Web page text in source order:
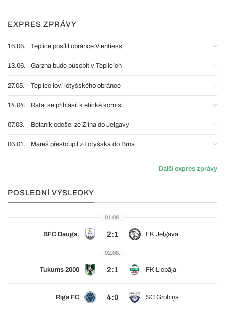
EXPRES ZPRÁVY
16.06. Teplice posílil obránce Vientiess
13.06. Garzha bude působit v Teplicích
27.05. Teplice loví lotyšského obránce
14.04. Rataj se přihlásil k etické komisi
07.03. Belaník odešel ze Zlína do Jelgavy
06.01. Mareš přestoupil z Lotyšska do Brna
Další expres zprávy
POSLEDNÍ VÝSLEDKY
01.08.
BFC Dauga. 2:1 FK Jelgava
02.08.
Tukums 2000 2:1 FK Liepāja
Riga FC 4:0 SC Grobiņa